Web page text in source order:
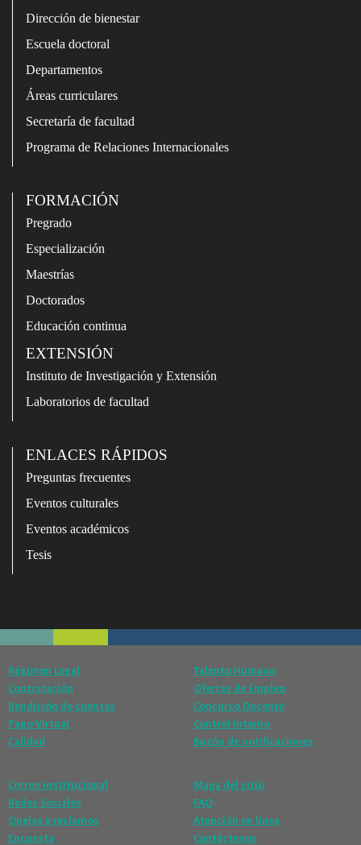
Dirección de bienestar
Escuela doctoral
Departamentos
Áreas curriculares
Secretaría de facultad
Programa de Relaciones Internacionales
FORMACIÓN
Pregrado
Especialización
Maestrías
Doctorados
Educación continua
EXTENSIÓN
Instituto de Investigación y Extensión
Laboratorios de facultad
ENLACES RÁPIDOS
Preguntas frecuentes
Eventos culturales
Eventos académicos
Tesis
Régimen Legal
Contratación
Rendición de cuentas
Pago Virtual
Calidad
Talento Humano
Ofertas de Empleo
Concurso Docente
Control Interno
Buzón de notificaciones
Correo institucional
Redes Sociales
Quejas y reclamos
Encuesta
Mapa del sitio
FAQ
Atención en línea
Contáctenos